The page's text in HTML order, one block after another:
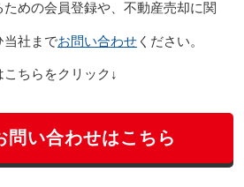
めの会員登録や、不動産売却に関
当社までお問い合わせください。
ちらをクリック↓
問い合わせはこちら